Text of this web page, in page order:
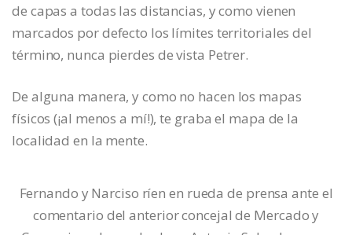
de capas a todas las distancias, y como vienen
marcados por defecto los límites territoriales del
término, nunca pierdes de vista Petrer.
De alguna manera, y como no hacen los mapas
físicos (¡al menos a mí!), te graba el mapa de la
localidad en la mente.
Fernando y Narciso ríen en rueda de prensa ante el
comentario del anterior concejal de Mercado y